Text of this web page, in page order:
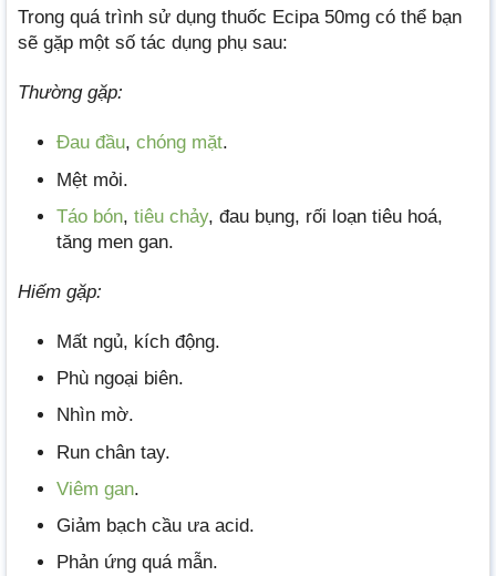
Trong quá trình sử dụng thuốc Ecipa 50mg có thể bạn
sẽ gặp một số tác dụng phụ sau:
Thường gặp:
Đau đầu, chóng mặt.
Mệt mỏi.
Táo bón, tiêu chảy, đau bụng, rối loạn tiêu hoá,
tăng men gan.
Hiếm gặp:
Mất ngủ, kích động.
Phù ngoại biên.
Nhìn mờ.
Run chân tay.
Viêm gan.
Giảm bạch cầu ưa acid.
Phản ứng quá mẫn.